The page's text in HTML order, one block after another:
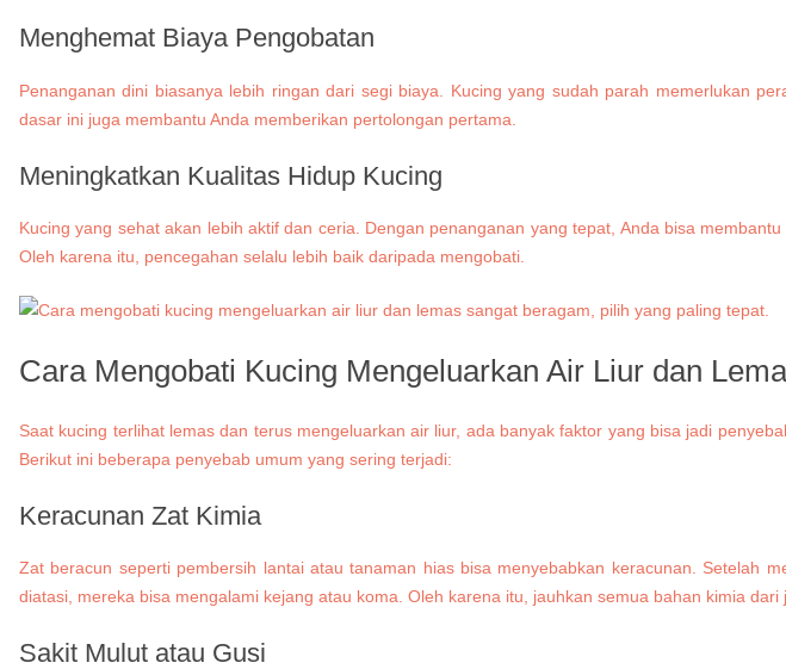
Menghemat Biaya Pengobatan
Penanganan dini biasanya lebih ringan dari segi biaya. Kucing yang sudah parah memerlukan
dasar ini juga membantu Anda memberikan pertolongan pertama.
Meningkatkan Kualitas Hidup Kucing
Kucing yang sehat akan lebih aktif dan ceria. Dengan penanganan yang tepat, Anda bisa
Oleh karena itu, pencegahan selalu lebih baik daripada mengobati.
Cara Mengobati Kucing Mengeluarkan Air Liur dan
Saat kucing terlihat lemas dan terus mengeluarkan air liur, ada banyak faktor yang bisa jadi
Berikut ini beberapa penyebab umum yang sering terjadi:
Keracunan Zat Kimia
Zat beracun seperti pembersih lantai atau tanaman hias bisa menyebabkan keracunan. Setelah
diatasi, mereka bisa mengalami kejang atau koma. Oleh karena itu, jauhkan semua bahan kimia dari
Sakit Mulut atau Gusi